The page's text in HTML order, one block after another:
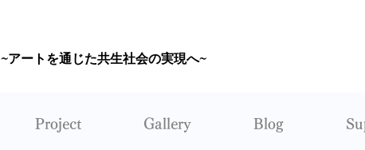
~アートを通じた共生社会の実現へ~
Project Gallery Blog
CORUNUM